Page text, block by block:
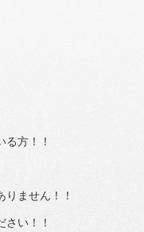
方！！
ません！！
い！！